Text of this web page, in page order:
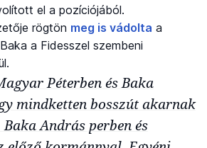
el a pozíciójából.
rögtön meg is vádolta a
a Fidesszel szembeni
Péterben és Baka
mindketten bosszút akarnak
András perben és